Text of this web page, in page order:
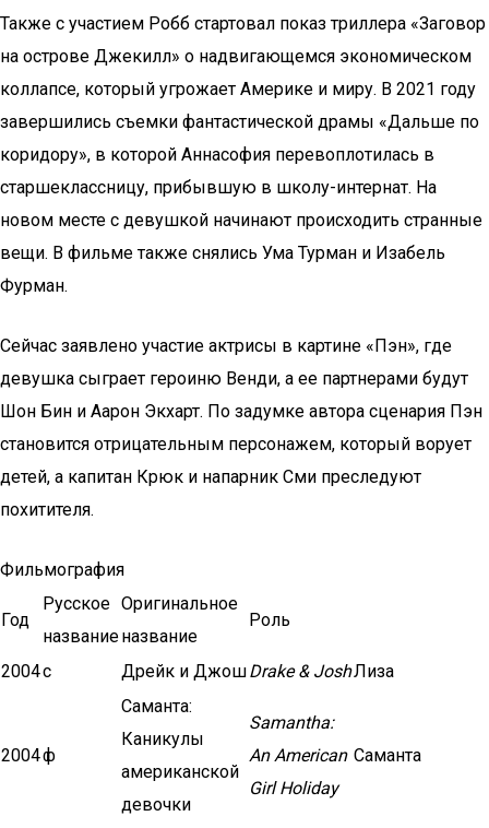
Также с участием Робб стартовал показ триллера «Заговор
на острове Джекилл» о надвигающемся экономическом
коллапсе, который угрожает Америке и миру. В 2021 году
завершились съемки фантастической драмы «Дальше по
коридору», в которой Аннасофия перевоплотилась в
старшеклассницу, прибывшую в школу-интернат. На
новом месте с девушкой начинают происходить странные
вещи. В фильме также снялись Ума Турман и Изабель
Фурман.
Сейчас заявлено участие актрисы в картине «Пэн», где
девушка сыграет героиню Венди, а ее партнерами будут
Шон Бин и Аарон Экхарт. По задумке автора сценария Пэн
становится отрицательным персонажем, который ворует
детей, а капитан Крюк и напарник Сми преследуют
похитителя.
Фильмография
Год
Русское
название
Оригинальное
название
Роль
2004с Дрейк и ДжошDrake & JoshЛиза
2004ф
Саманта:
Каникулы
американской
девочки
Samantha:
An American
Girl Holiday
Саманта